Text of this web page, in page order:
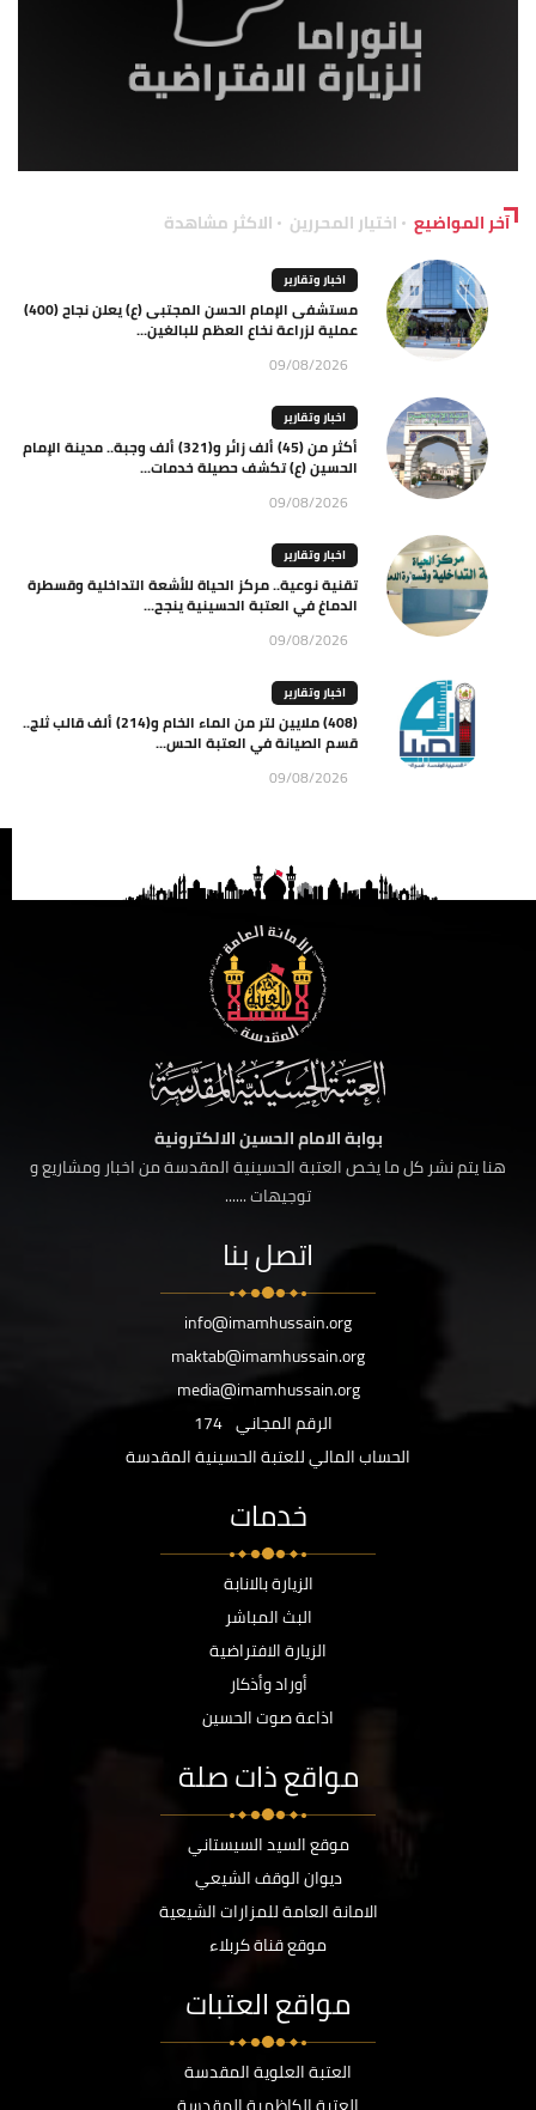
آخر المواضيع اختيار المحررين الاكثر مشاهدة
اخبار وتقارير
مستشفى الإمام الحسن المجتبى (ع) يعلن نجاح (400)
عملية لزراعة نخاع العظم للبالغين...
09/08/2026
اخبار وتقارير
أكثر من (45) ألف زائر و(321) ألف وجبة.. مدينة الإمام
الحسين (ع) تكشف حصيلة خدمات...
09/08/2026
اخبار وتقارير
تقنية نوعية.. مركز الحياة للأشعة التداخلية وقسطرة
الدماغ في العتبة الحسينية ينجح...
09/08/2026
اخبار وتقارير
(408) ملايين لتر من الماء الخام و(214) ألف قالب ثلج..
قسم الصيانة في العتبة الحس...
09/08/2026
بوابة الامام الحسين الالكترونية
هنا يتم نشر كل ما يخص العتبة الحسينية المقدسة من اخبار ومشاريع و
توجيهات ......
اتصل بنا
info@imamhussain.org
maktab@imamhussain.org
media@imamhussain.org
الرقم المجاني 174
الحساب المالي للعتبة الحسينية المقدسة
خدمات
الزيارة بالانابة
البث المباشر
الزيارة الافتراضية
أوراد وأذكار
اذاعة صوت الحسين
مواقع ذات صلة
موقع السيد السيستاني
ديوان الوقف الشيعي
الامانة العامة للمزارات الشيعية
موقع قناة كربلاء
مواقع العتبات
العتبة العلوية المقدسة